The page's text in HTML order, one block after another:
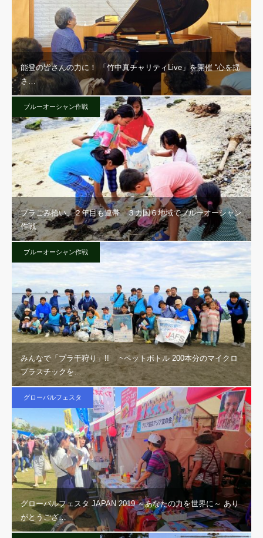
能登の皆さんの力に！ 「竹中真チャリティLive」を開催 “心を揺
さ…
ブルーオーシャン作戦
プラごみ拾い、２年目も連帯 ３カ国６地域でブルーオーシャン
作戦
ブルーオーシャン作戦
みんなで「プラ干狩り」!! ~ペットボトル 200本分のマイクロ
プラスチックを…
グローバルフェスタ
グローバルフェスタ JAPAN 2019 ～あなたの力を世界に～ あり
がとうござ…